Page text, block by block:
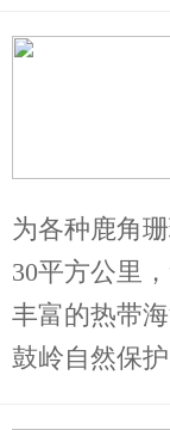
为各种鹿角
30平方公里
丰富的热带
鼓岭自然保